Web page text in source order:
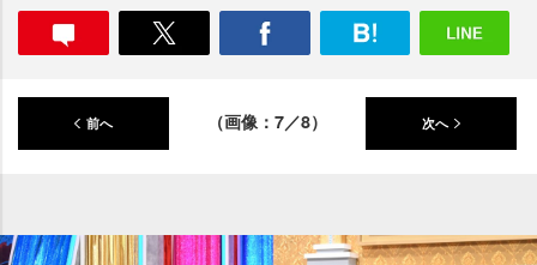
前へ （画像：7／8） 次へ